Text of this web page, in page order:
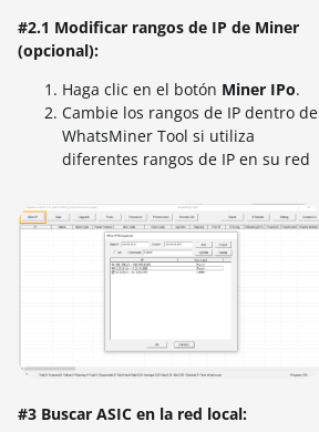
#2.1 Modificar rangos de IP de Miner
(opcional):
Haga clic en el botón Miner IPo.
Cambie los rangos de IP dentro de
WhatsMiner Tool si utiliza
diferentes rangos de IP en su red
#3 Buscar ASIC en la red local: